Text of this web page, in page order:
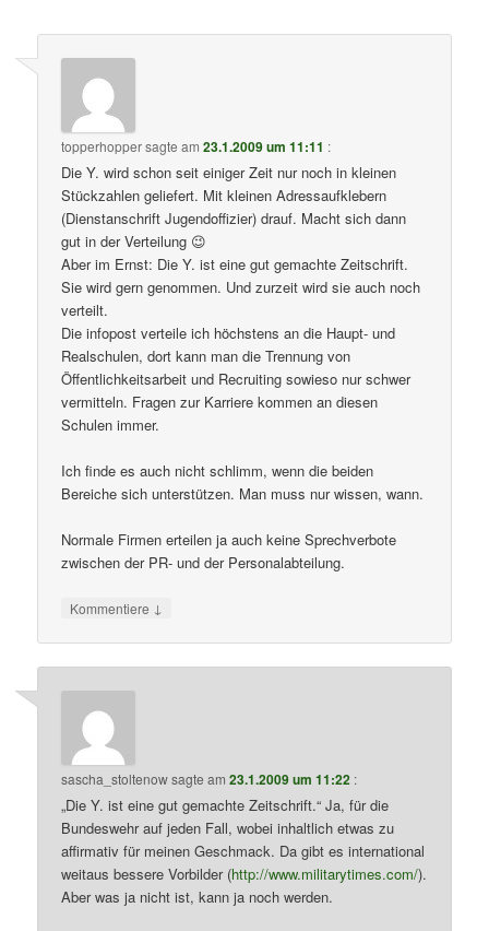
topperhoppersagte am23.1.2009 um 11:11 :
Die Y. wird schon seit einiger Zeit nur noch in kleinen
Stückzahlen geliefert. Mit kleinen Adressaufklebern
(Dienstanschrift Jugendoffizier) drauf. Macht sich dann
gut in der Verteilung 😉
Aber im Ernst: Die Y. ist eine gut gemachte Zeitschrift.
Sie wird gern genommen. Und zurzeit wird sie auch noch
verteilt.
Die infopost verteile ich höchstens an die Haupt- und
Realschulen, dort kann man die Trennung von
Öffentlichkeitsarbeit und Recruiting sowieso nur schwer
vermitteln. Fragen zur Karriere kommen an diesen
Schulen immer.
Ich finde es auch nicht schlimm, wenn die beiden
Bereiche sich unterstützen. Man muss nur wissen, wann.
Normale Firmen erteilen ja auch keine Sprechverbote
zwischen der PR- und der Personalabteilung.
Kommentiere ↓
sascha_stoltenowsagte am23.1.2009 um 11:22 :
„Die Y. ist eine gut gemachte Zeitschrift.“ Ja, für die
Bundeswehr auf jeden Fall, wobei inhaltlich etwas zu
affirmativ für meinen Geschmack. Da gibt es international
weitaus bessere Vorbilder (http://www.militarytimes.com/).
Aber was ja nicht ist, kann ja noch werden.